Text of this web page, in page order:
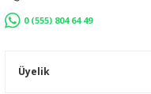
0 (555) 804 64 49
Üyelik